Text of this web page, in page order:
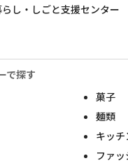
し・しごと支援センター
で探す
菓子
麺類
キッチ
ファ